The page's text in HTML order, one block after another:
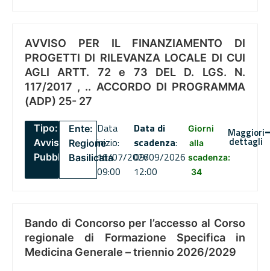
AVVISO PER IL FINANZIAMENTO DI
PROGETTI DI RILEVANZA LOCALE DI CUI
AGLI ARTT. 72 e 73 DEL D. LGS. N.
117/2017 , .. ACCORDO DI PROGRAMMA
(ADP) 25- 27
Tipo:
Avviso
Pubblico
Ente:
Regione
Basilicata
Data
inizio:
16/07/2026
09:00
Data di
scadenza:
09/09/2026
12:00
Giorni
alla
scadenza:
34
Maggiori
dettagli
Bando di Concorso per l’accesso al Corso
regionale di Formazione Specifica in
Medicina Generale – triennio 2026/2029